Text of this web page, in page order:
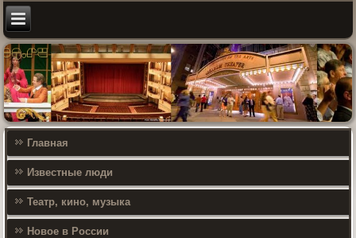
Главная
Известные люди
Театр, кино, музыка
Новое в России